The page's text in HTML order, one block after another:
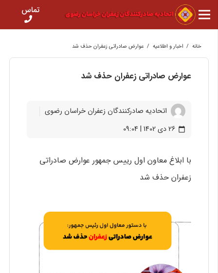
تماس
خانه / اخبار و اطلاعیه / عوارض صادراتی زعفران حذف شد
عوارض صادراتی زعفران حذف شد
اتحادیه صادرکنندگان زعفران خراسان رضوی
calendar_today 26 دی 1402 | 09:04
با ابلاغ معاون اول رییس جمهور عوارض صادراتی
زعفران حذف شد